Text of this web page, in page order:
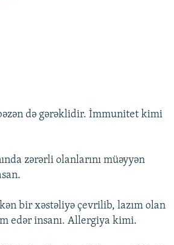
də gərəklidir. İmmunitet kimi
zərərli olanlarını müəyyən
bir xəstəliyə çevrilib, lazım olan
edər insanı. Allergiya kimi.